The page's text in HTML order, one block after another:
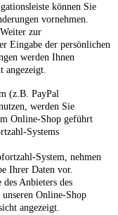
können Sie
vornehmen.
zur
Eingabe der persönlichen
werden Ihnen
angezeigt.
(z.B. PayPal
werden Sie
Online-Shop geführt
Systems
System, nehmen
Ihrer Daten vor.
Anbieters des
Online-Shop
angezeigt.